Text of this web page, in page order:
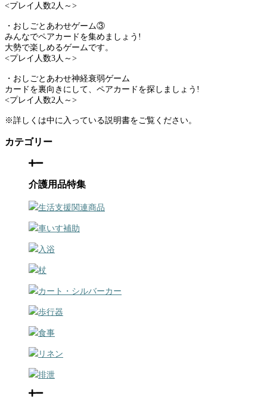
<プレイ人数2人～>
・おしごとあわせゲーム③
みんなでペアカードを集めましょう!
大勢で楽しめるゲームです。
<プレイ人数3人～>
・おしごとあわせ神経衰弱ゲーム
カードを裏向きにして、ペアカードを探しましょう!
<プレイ人数2人～>
※詳しくは中に入っている説明書をご覧ください。
カテゴリー
介護用品特集
生活支援関連商品
車いす補助
入浴
杖
カート・シルバーカー
歩行器
食事
リネン
排泄